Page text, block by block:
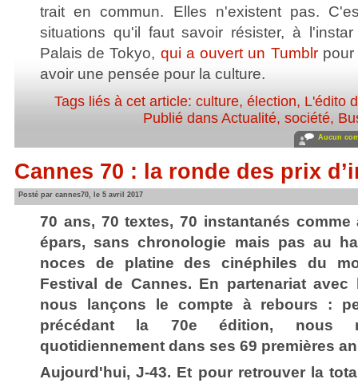
trait en commun. Elles n'existent pas.
situations qu'il faut savoir résister, à
Palais de Tokyo, qui a ouvert un Tumblrpour
avoir une pensée pour la culture.
Tags liés à cet article:culture,élection, L'édito
Publié dansActualité, société,
Aucun
Cannes 70 : la ronde des prix
Posté par cannes70, le 5 avril 2017
70 ans, 70 textes, 70 instantanés
épars, sans chronologie mais pas au
noces de platine des cinéphiles du
Festival de Cannes. En partenariat
nous lançons le compte à rebours :
précédant la 70e édition, nous
quotidiennement dans ses 69 premières
Aujourd'hui, J-43. Et pour retrouver la